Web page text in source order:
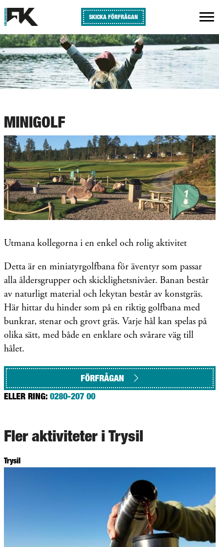
SKICKA FÖRFRÅGAN
MINIGOLF
Utmana kollegorna i en enkel och rolig aktivitet
Detta är en miniatyrgolfbana för äventyr som passar
alla åldersgrupper och skicklighetsnivåer. Banan består
av naturligt material och lekytan består av konstgräs.
Här hittar du hinder som på en riktig golfbana med
bunkrar, stenar och grovt gräs. Varje hål kan spelas på
olika sätt, med både en enklare och svårare väg till
hålet.
FÖRFRÅGAN
ELLER RING: 0280-207 00
Fler aktiviteter i Trysil
Trysil